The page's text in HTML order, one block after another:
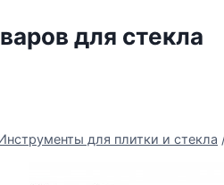
для стекла
для плитки и стекла